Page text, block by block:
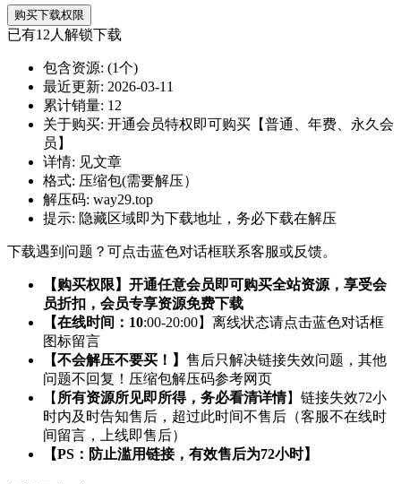
购买下载权限
已有12人解锁下载
包含资源: (1个)
最近更新: 2026-03-11
累计销量: 12
关于购买: 开通会员特权即可购买【普通、年费、永久会
员】
详情: 见文章
格式: 压缩包(需要解压）
解压码: way29.top
提示: 隐藏区域即为下载地址，务必下载在解压
下载遇到问题？可点击蓝色对话框联系客服或反馈。
【购买权限】开通任意会员即可购买全站资源，享受会
员折扣，会员专享资源免费下载
【在线时间：10:00-20:00】离线状态请点击蓝色对话框
图标留言
【不会解压不要买！】 售后只解决链接失效问题，其他
问题不回复！压缩包解压码参考网页
【 所有资源所见即所得，务必看清详情】链接失效72小
时内及时告知售后，超过此时间不售后（客服不在线时
间留言，上线即售后）
【PS：防止滥用链接，有效售后为72小时】